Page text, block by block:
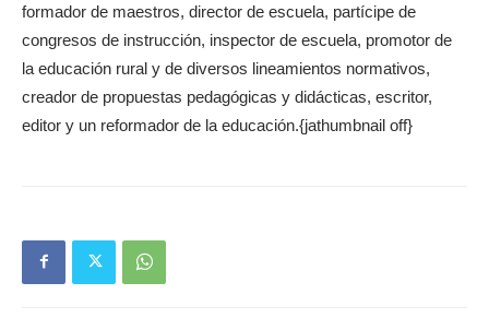
formador de maestros, director de escuela, partícipe de
congresos de instrucción, inspector de escuela, promotor de
la educación rural y de diversos lineamientos normativos,
creador de propuestas pedagógicas y didácticas, escritor,
editor y un reformador de la educación.{jathumbnail off}